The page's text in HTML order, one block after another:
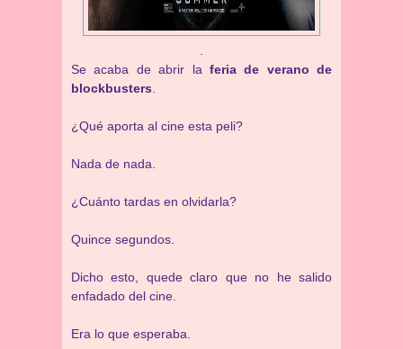
Se acaba de abrir la feria de verano de
blockbusters
¿Qué aporta al cine esta peli?
Nada de nada.
¿Cuánto tardas en olvidarla?
Quince segundos.
Dicho esto, quede claro que no he salido
enfadado del cine.
Era lo que esperaba.